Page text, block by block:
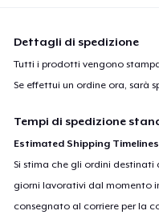
Dettagli di spedizione
Tutti i prodotti vengono
Se effettui un ordine ora, sarà
Tempi di spedizione
Estimated Shipping
Si stima che gli ordini
giorni lavorativi dal momento
consegnato al corriere per la